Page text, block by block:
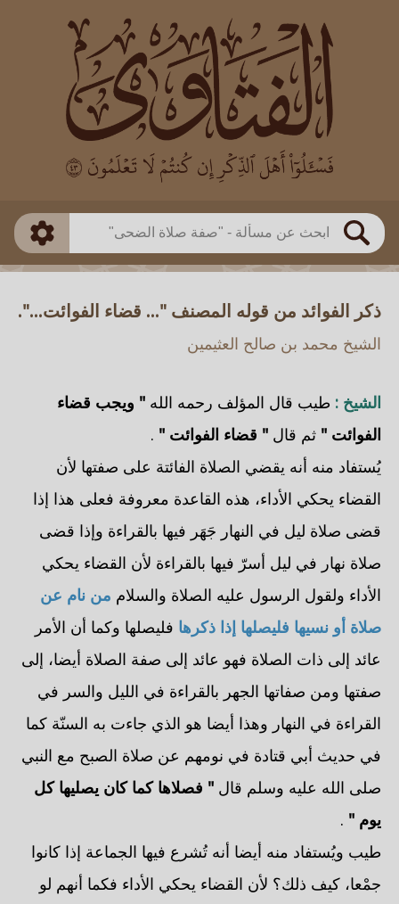
بحث
العالم
بن باز
بن العثيمين
اللجنة الدائمة
طريقة البحث
ذكي
ذكر الفوائد من قوله المصنف "... قضاء الفوائت...".
الشيخ محمد بن صالح العثيمين
الشيخ : طيب قال المؤلف رحمه الله " ويجب قضاء
الفوائت " ثم قال " قضاء الفوائت " .
يُستفاد منه أنه يقضي الصلاة الفائتة على صفتها لأن
القضاء يحكي الأداء، هذه القاعدة معروفة فعلى هذا إذا
قضى صلاة ليل في النهار جَهَر فيها بالقراءة وإذا قضى
صلاة نهار في ليل أسرّ فيها بالقراءة لأن القضاء يحكي
الأداء ولقول الرسول عليه الصلاة والسلام من نام عن
صلاة أو نسيها فليصلها إذا ذكرها فليصلها وكما أن الأمر
عائد إلى ذات الصلاة فهو عائد إلى صفة الصلاة أيضا، إلى
صفتها ومن صفاتها الجهر بالقراءة في الليل والسر في
القراءة في النهار وهذا أيضا هو الذي جاءت به السنّة كما
في حديث أبي قتادة في نومهم عن صلاة الصبح مع النبي
صلى الله عليه وسلم قال " فصلاها كما كان يصليها كل
يوم " .
طيب ويُستفاد منه أيضا أنه تُشرع فيها الجماعة إذا كانوا
جمْعا، كيف ذلك؟ لأن القضاء يحكي الأداء فكما أنهم لو